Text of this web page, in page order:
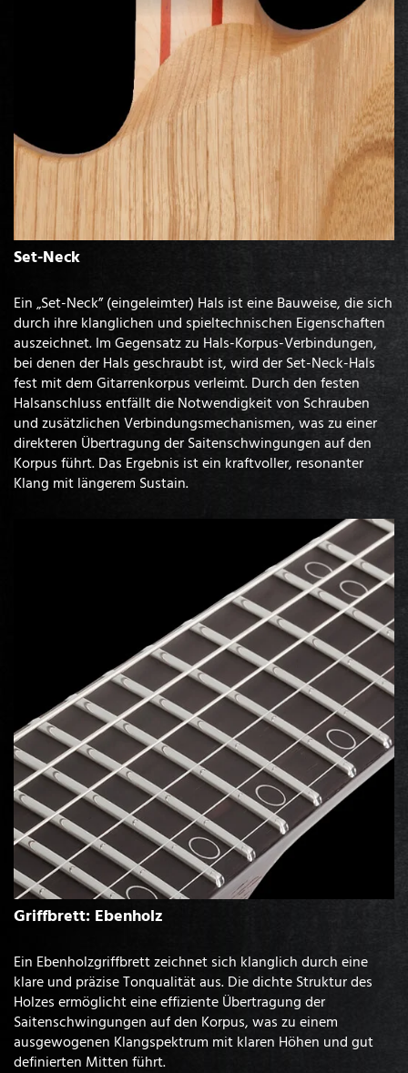
Set-Neck
Ein „Set-Neck” (eingeleimter) Hals ist eine Bauweise, die sich
durch ihre klanglichen und spieltechnischen Eigenschaften
auszeichnet. Im Gegensatz zu Hals-Korpus-Verbindungen,
bei denen der Hals geschraubt ist, wird der Set-Neck-Hals
fest mit dem Gitarrenkorpus verleimt. Durch den festen
Halsanschluss entfällt die Notwendigkeit von Schrauben
und zusätzlichen Verbindungsmechanismen, was zu einer
direkteren Übertragung der Saitenschwingungen auf den
Korpus führt. Das Ergebnis ist ein kraftvoller, resonanter
Klang mit längerem Sustain.
Griffbrett: Ebenholz
Ein Ebenholzgriffbrett zeichnet sich klanglich durch eine
klare und präzise Tonqualität aus. Die dichte Struktur des
Holzes ermöglicht eine effiziente Übertragung der
Saitenschwingungen auf den Korpus, was zu einem
ausgewogenen Klangspektrum mit klaren Höhen und gut
definierten Mitten führt.